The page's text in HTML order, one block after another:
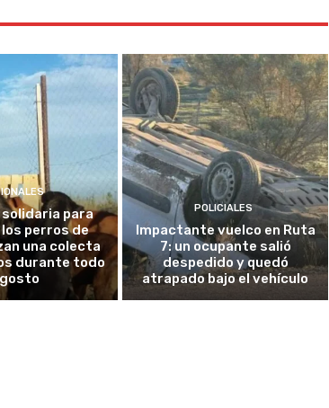
solidaria para
perros de
una colecta
durante todo
POLICIALES
Impactante vuelco en Ruta
7: un ocupante salió
despedido y quedó
atrapado bajo el vehículo